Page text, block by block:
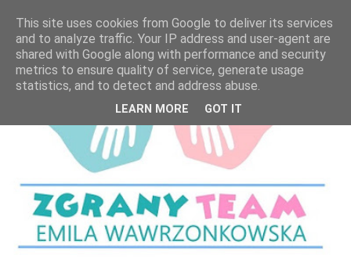
This site uses cookies from Google to deliver its services
and to analyze traffic. Your IP address and user-agent are
shared with Google along with performance and security
metrics to ensure quality of service, generate usage
statistics, and to detect and address abuse.
LEARN MORE GOT IT